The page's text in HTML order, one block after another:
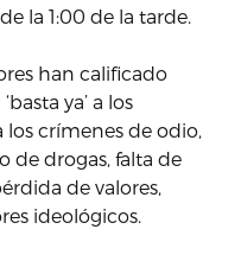
la 1:00 de la tarde.
han calificado
ya’ a los
los crímenes de odio,
de drogas, falta de
de valores,
ideológicos.